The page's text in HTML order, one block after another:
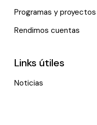
Programas y proyectos
Rendimos cuentas
Links útiles
Noticias